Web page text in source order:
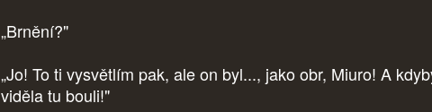
„Brnění?"
„Jo! To ti vysvětlím pak, ale on byl..., jako obr, Miuro! A
viděla tu bouli!"